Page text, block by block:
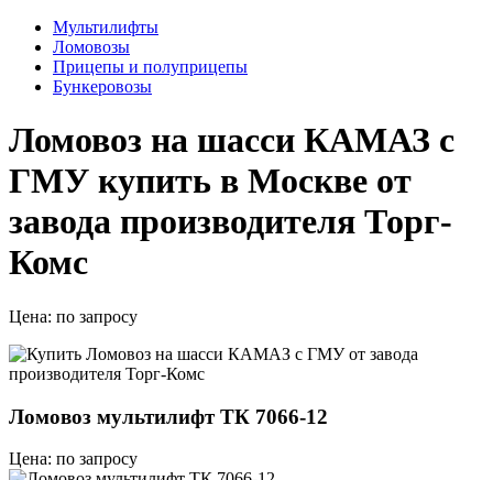
Мультилифты
Ломовозы
Прицепы и полуприцепы
Бункеровозы
Ломовоз на шасси КАМАЗ с
ГМУ купить в Москве от
завода производителя Торг-
Комс
Цена: по запросу
Ломовоз мультилифт ТК 7066-12
Цена: по запросу